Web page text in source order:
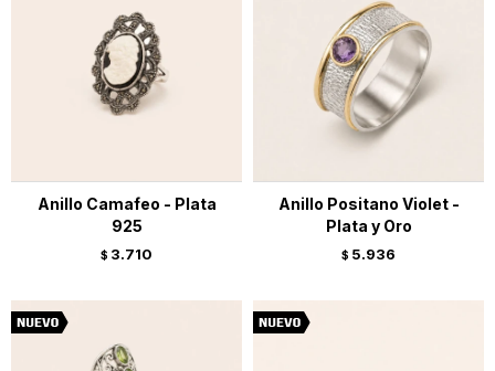
Anillo Camafeo - Plata
925
$ 3.710
Anillo Positano Violet -
Plata y Oro
$ 5.936